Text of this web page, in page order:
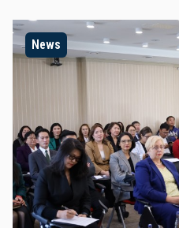
News